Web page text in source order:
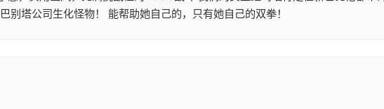
塔公司生化怪物！ 能帮助她自己的，只有她自己的双拳！